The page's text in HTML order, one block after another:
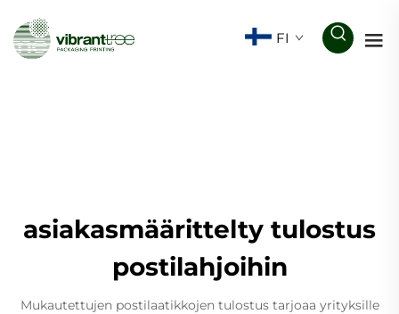
FI
asiakasmäärittelty tulostus
postilahjoihin
Mukautettujen postilaatikkojen tulostus tarjoaa yrityksille